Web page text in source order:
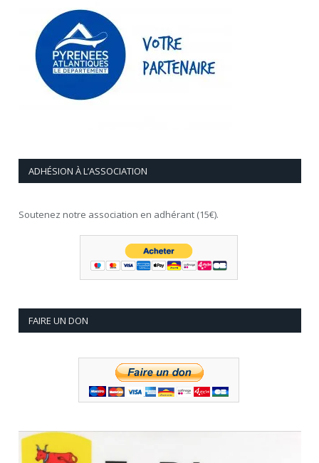
ADHÉSION À L’ASSOCIATION
Soutenez notre association en adhérant (15€).
FAIRE UN DON